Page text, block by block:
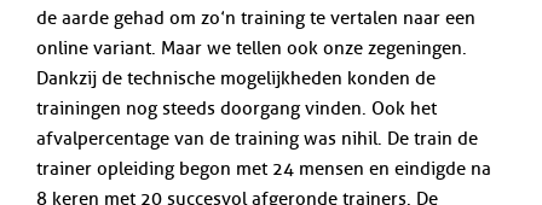
de aarde gehad om zo’n training te vertalen naar een
online variant. Maar we tellen ook onze zegeningen.
Dankzij de technische mogelijkheden konden de
trainingen nog steeds doorgang vinden. Ook het
afvalpercentage van de training was nihil. De train de
trainer opleiding begon met 24 mensen en eindigde na
8 keren met 20 succesvol afgeronde trainers. De